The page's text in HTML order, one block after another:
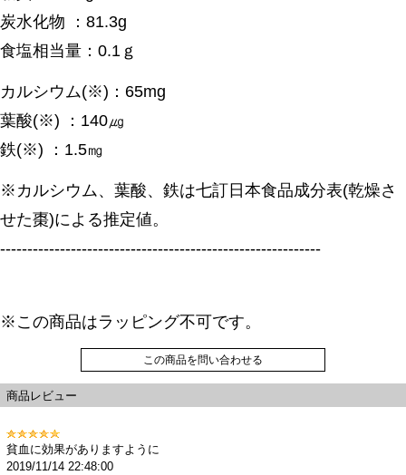
炭水化物 ：81.3g
食塩相当量：0.1ｇ
カルシウム(※)：65mg
葉酸(※) ：140㎍
鉄(※) ：1.5㎎
※カルシウム、葉酸、鉄は七訂日本食品成分表(乾燥さ
せた棗)による推定値。
-----------------------------------------------------------
※この商品はラッピング不可です。
この商品を問い合わせる
商品レビュー
貧血に効果がありますように
2019/11/14 22:48:00